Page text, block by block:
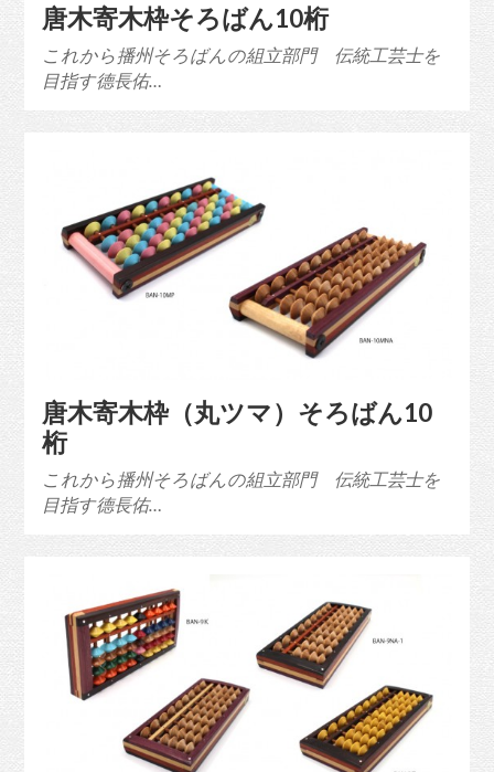
唐木寄木枠そろばん10桁
これから播州そろばんの組立部門 伝統工芸士を
目指す德長佑…
唐木寄木枠（丸ツマ）そろばん10
桁
これから播州そろばんの組立部門 伝統工芸士を
目指す德長佑…